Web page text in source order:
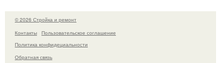
© 2026 Стройка и ремонт
Контакты
Пользовательское соглашение
Политика конфидециальности
Обратная связь